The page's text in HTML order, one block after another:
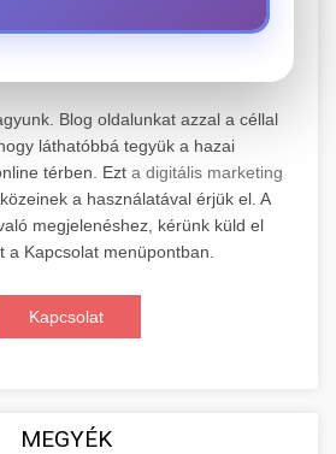
+
elektromos roller javítási és
szolgáltatások. Szakértő
minőségi szervízt nyújtanak
márkához és modellhez.
Látogatása
Marketing
Ügynökség
+
t, közösségi média kezelést és
Növekedés elérése
Elektromos Roller
funkciókat és árakat
Linképítés
Blog oldalunkat azzal a céllal
láthatóbbá tegyük a hazai
térben. Ezt a digitális marketing
a használatával érjük el. A
megjelenéshez, kérünk küld el
a Kapcsolat menüpontban.
Kapcsolat
MEGYÉK